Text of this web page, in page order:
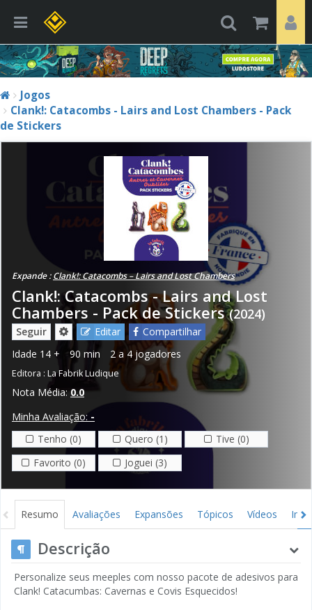
Jogos
Clank!: Catacombs - Lairs and Lost Chambers - Pack
de Stickers
Expande :Clank!: Catacombs – Lairs and Lost Chambers
Clank!: Catacombs - Lairs and Lost
Chambers - Pack de Stickers (2024)
Seguir Editar
Compartilhar
Idade 14 + 90 min 2 a 4 jogadores
Editora : La Fabrik Ludique
Nota Média:0.0
Minha Avaliação:-
Tenho (0)
Quero (1)
Tive (0)
Favorito (0)
Joguei (3)
Resumo Avaliações Expansões Tópicos Vídeos
Descrição
Personalize seus meeples com nosso pacote de adesivos para
Clank! Catacumbas: Cavernas e Covis Esquecidos!